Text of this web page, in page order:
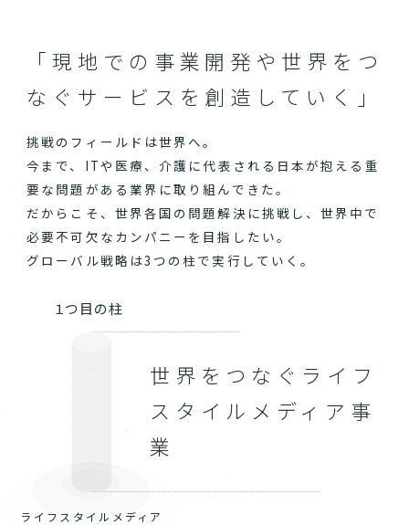
「現地での事業開発や世界をつ
なぐサービスを創造していく」
挑戦のフィールドは世界へ。
今まで、ITや医療、介護に代表される日本が抱える重
要な問題がある業界に取り組んできた。
だからこそ、世界各国の問題解決に挑戦し、世界中で
必要不可欠なカンパニーを目指したい。
グローバル戦略は3つの柱で実行していく。
１つ目の柱
ライフスタイルメディア
世界をつなぐライフ
スタイルメディア事
業